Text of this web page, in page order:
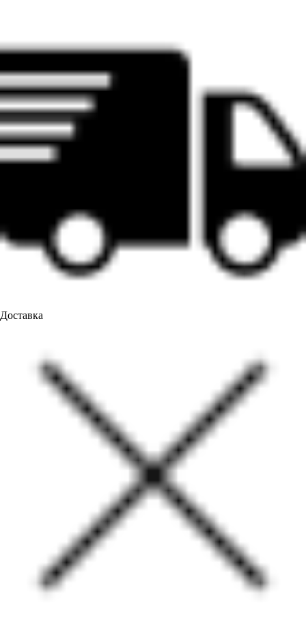
Доставка